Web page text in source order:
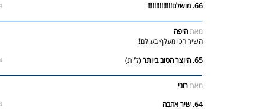
66. מושלם!!!!!!!!!!!!!!
מאתהיפה
השיר הכי מעלף בעולם!!
65. היוצר הטוב ביותר
(ל"ת)
מאתרוני
64. שיר אהבה